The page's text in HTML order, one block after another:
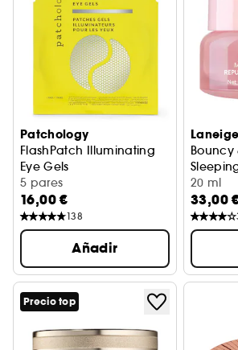
Patchology
FlashPatch Illuminating
Eye Gels
5 pares
16,00 €
138
Añadir
Laneige
Bouncy
20 ml
33,00
Precio top